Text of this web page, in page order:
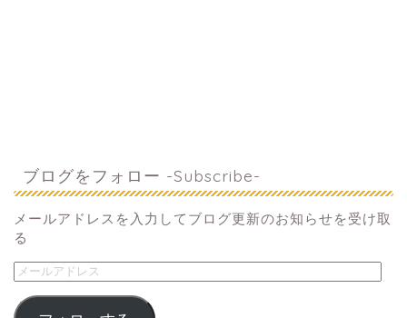
ブログをフォロー -Subscribe-
メールアドレスを入力してブログ更新のお知らせを受け取
る